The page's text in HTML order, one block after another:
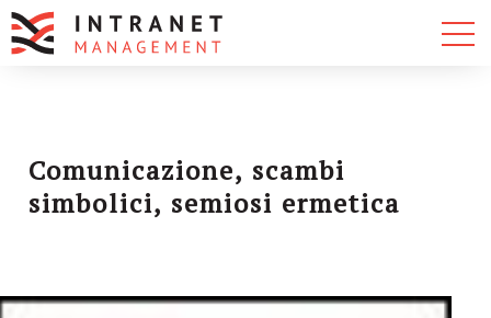
Comunicazione, scambi
simbolici, semiosi ermetica